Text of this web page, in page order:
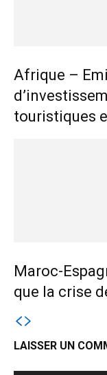
Afrique –
touristiques
Maroc-
que la crise
LAISSER UN